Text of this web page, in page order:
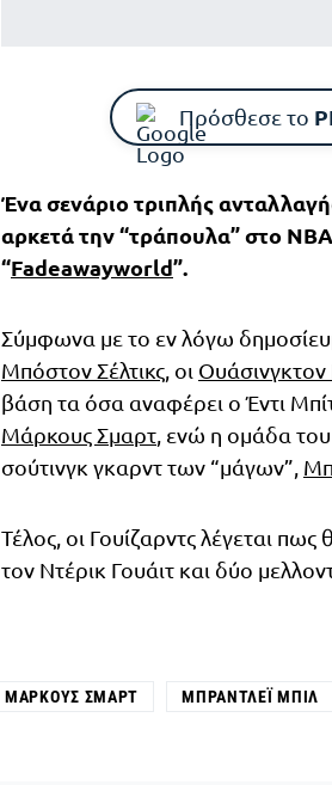
Πρόσθεσε το
Ένα σενάριο τριπλής
αρκετά την “τράπουλα” στο
“Fadeawayworld”.
Σύμφωνα με το εν λόγω
Μπόστον Σέλτικς, οι Ουάσινγκτον
βάση τα όσα αναφέρει ο Έντι
Μάρκους Σμαρτ, ενώ η ομάδα του
σούτινγκ γκαρντ των “μάγων”,
Τέλος, οι Γουίζαρντς λέγεται
τον Ντέρικ Γουάιτ και δύο
ΜΆΡΚΟΥΣ ΣΜΑΡΤ ΜΠΡΆΝΤΛΕΪ ΜΠΙΛ